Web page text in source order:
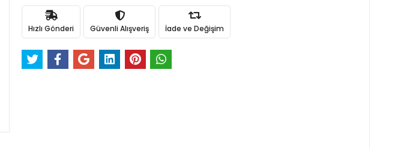
Hızlı Gönderi Güvenli Alışveriş İade ve Değişim